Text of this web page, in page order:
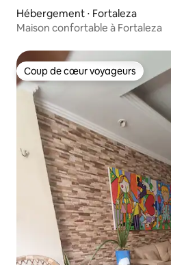
Hébergement ⋅ Fortaleza
Maison confortable à Fortaleza
Coup de cœur voyageurs
Coup de cœur voyageurs